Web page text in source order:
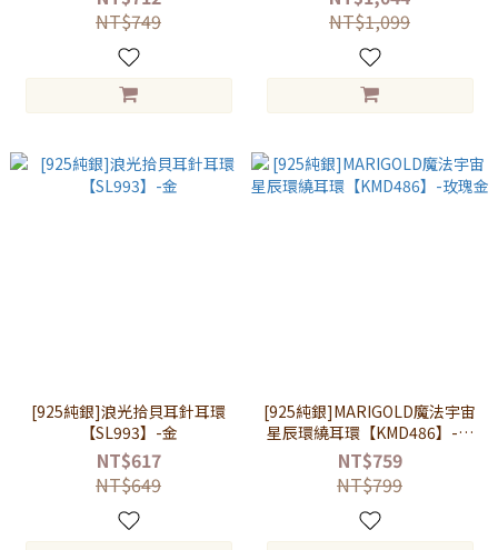
NT$749
NT$1,099
[925純銀]浪光拾貝耳針耳環
【SL993】-金
NT$617
NT$649
[925純銀]MARIGOLD魔法宇宙
星辰環繞耳環【KMD486】-玫
瑰金
NT$759
NT$799